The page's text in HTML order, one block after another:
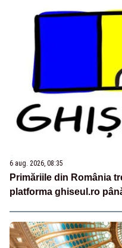
6 aug. 2026, 08:35
Primăriile din România
platforma ghiseul.ro